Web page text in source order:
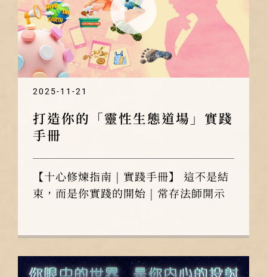
2025-11-21
打造你的「靈性生態道場」實踐
手冊
【十心修煉指南 | 實踐手冊】 這不是結
束，而是你實踐的開始 | 常存法師開示